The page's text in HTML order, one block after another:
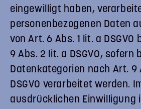
eingewilligt haben,
personenbezogenen Daten
von Art. 6 Abs. 1 lit. a DSGVO
9 Abs. 2 lit. a DSGVO, sofern
Datenkategorien nach Art. 9
DSGVO verarbeitet werden.
ausdrücklichen Einwilligung